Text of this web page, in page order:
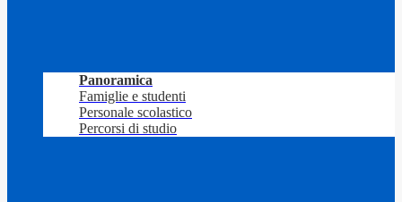
Panoramica
Famiglie e studenti
Personale scolastico
Percorsi di studio